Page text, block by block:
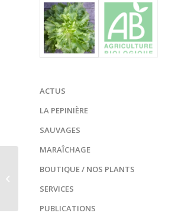
ACTUS
LA PEPINIÈRE
SAUVAGES
MARAÎCHAGE
BOUTIQUE / NOS PLANTS
SERVICES
PUBLICATIONS
Tomate grappe ‘Miel
lycopersicum